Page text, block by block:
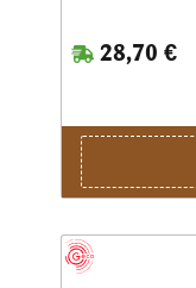
28,70 €